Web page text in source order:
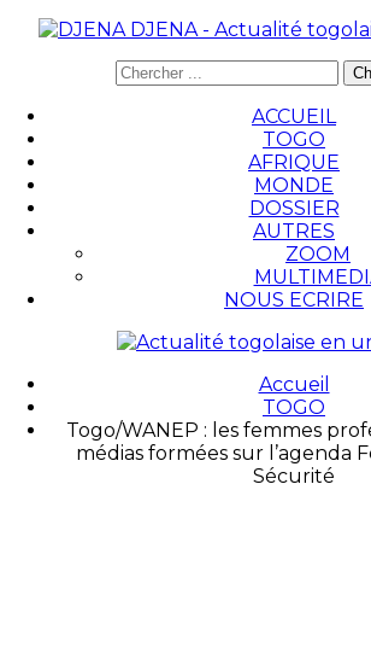
DJENA - Actualité
ACCUEIL
TOGO
AFRIQUE
MONDE
DOSSIER
AUTRES
ZOOM
NOUS ECRIRE
Accueil
TOGO
Togo/WANEP : les femmes
médias formées sur l’agenda
Sécurité